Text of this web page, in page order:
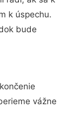
k úspechu.
bude
vážne